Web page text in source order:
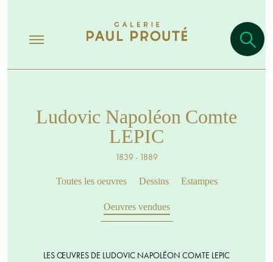
Ludovic Napoléon Comte
LEPIC
1839 - 1889
Toutes les oeuvres Dessins Estampes
Oeuvres vendues
LES ŒUVRES DE LUDOVIC NAPOLÉON COMTE LEPIC